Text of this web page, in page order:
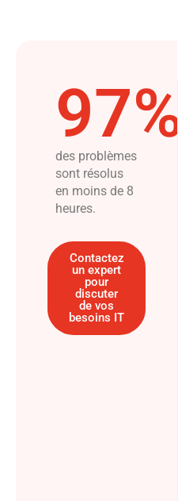
97%
des problèmes
sont résolus
en moins de 8
heures.
Contactez
un expert
pour
discuter
de vos
besoins IT